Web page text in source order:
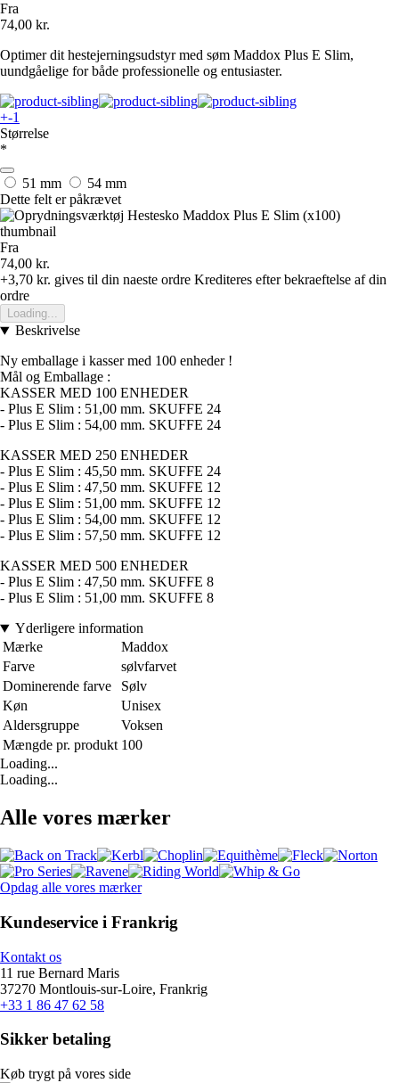
Fra
74,00 kr.
Optimer dit hestejerningsudstyr med søm Maddox Plus E Slim,
uundgåelige for både professionelle og entusiaster.
+-1
Størrelse
*
51 mm
54 mm
Dette felt er påkrævet
Fra
74,00 kr.
+3,70 kr. gives til din naeste ordre Krediteres efter bekraeftelse af din
ordre
Loading...
Beskrivelse
Ny emballage i kasser med 100 enheder !
Mål og Emballage :
KASSER MED 100 ENHEDER
- Plus E Slim : 51,00 mm. SKUFFE 24
- Plus E Slim : 54,00 mm. SKUFFE 24
KASSER MED 250 ENHEDER
- Plus E Slim : 45,50 mm. SKUFFE 24
- Plus E Slim : 47,50 mm. SKUFFE 12
- Plus E Slim : 51,00 mm. SKUFFE 12
- Plus E Slim : 54,00 mm. SKUFFE 12
- Plus E Slim : 57,50 mm. SKUFFE 12
KASSER MED 500 ENHEDER
- Plus E Slim : 47,50 mm. SKUFFE 8
- Plus E Slim : 51,00 mm. SKUFFE 8
Yderligere information
Mærke
Maddox
Farve
sølvfarvet
Dominerende farve
Sølv
Køn
Unisex
Aldersgruppe
Voksen
Mængde pr. produkt 100
Loading...
Loading...
Alle vores mærker
Opdag alle vores mærker
Kundeservice i Frankrig
Kontakt os
11 rue Bernard Maris
37270 Montlouis-sur-Loire, Frankrig
+33 1 86 47 62 58
Sikker betaling
Køb trygt på vores side